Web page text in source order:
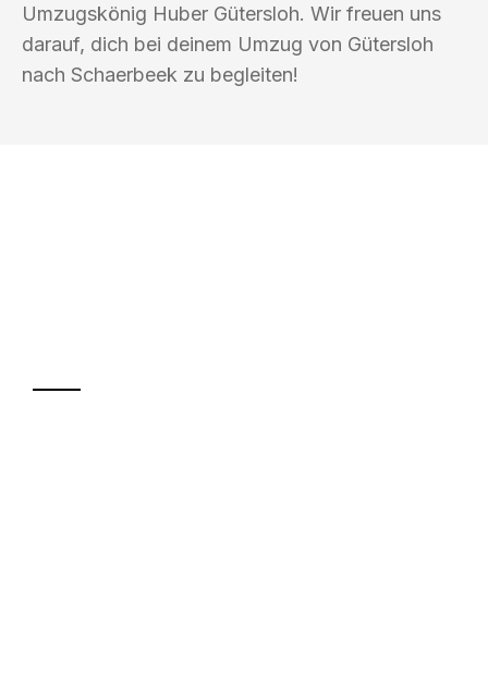
Umzugskönig Huber Gütersloh. Wir freuen uns
darauf, dich bei deinem Umzug von Gütersloh
nach Schaerbeek zu begleiten!